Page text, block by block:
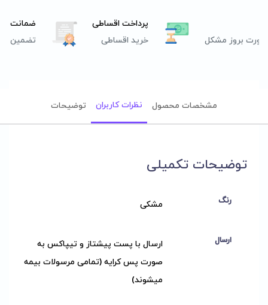
بروز مشکل
پرداخت اقساطی
خرید اقساطی
ضمانت
تضمین
مشخصات محصول نظرات کاربران توضیحات
توضیحات تکمیلی
رنگ مشکی
ارسال
ارسال با پست پیشتاز و تیپاکس به
صورت پس کرایه (تمامی مرسولات بیمه
میشوند)